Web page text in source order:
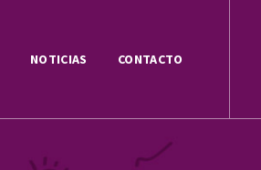
NOTICIAS CONTACTO